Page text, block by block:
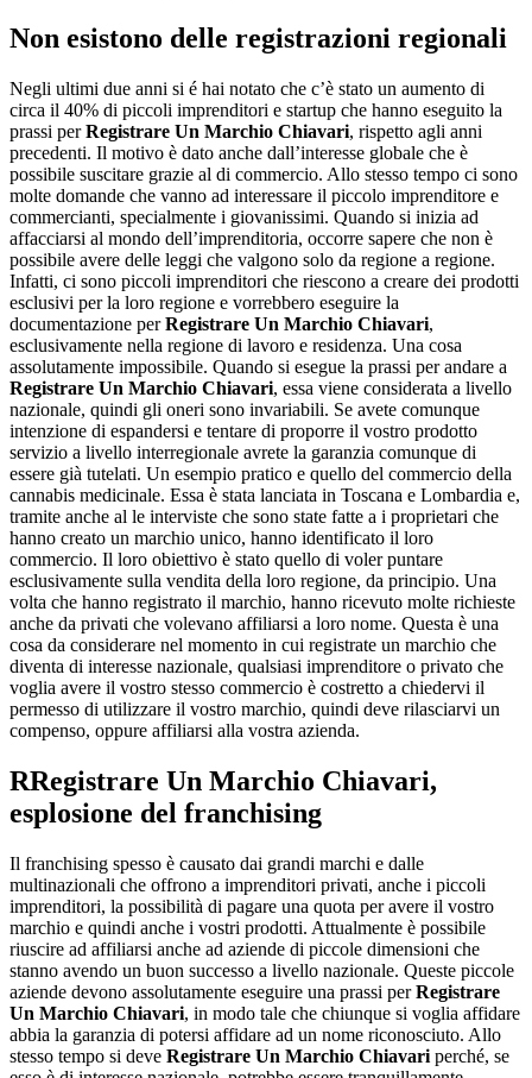
Non esistono delle registrazioni regionali
Negli ultimi due anni si é hai notato che c’è stato un aumento di
circa il 40% di piccoli imprenditori e startup che hanno eseguito la
prassi perRegistrare Un Marchio Chiavari, rispetto agli anni
precedenti. Il motivo è dato anche dall’interesse globale che è
possibile suscitare grazie al di commercio. Allo stesso tempo ci sono
molte domande che vanno ad interessare il piccolo imprenditore e
commercianti, specialmente i giovanissimi. Quando si inizia ad
affacciarsi al mondo dell’imprenditoria, occorre sapere che non è
possibile avere delle leggi che valgono solo da regione a regione.
Infatti, ci sono piccoli imprenditori che riescono a creare dei prodotti
esclusivi per la loro regione e vorrebbero eseguire la
documentazione perRegistrare Un Marchio Chiavari,
esclusivamente nella regione di lavoro e residenza. Una cosa
assolutamente impossibile. Quando si esegue la prassi per andare a
Registrare Un Marchio Chiavari, essa viene considerata a livello
nazionale, quindi gli oneri sono invariabili. Se avete comunque
intenzione di espandersi e tentare di proporre il vostro prodotto
servizio a livello interregionale avrete la garanzia comunque di
essere già tutelati. Un esempio pratico e quello del commercio della
cannabis medicinale. Essa è stata lanciata in Toscana e Lombardia e,
tramite anche al le interviste che sono state fatte a i proprietari che
hanno creato un marchio unico, hanno identificato il loro
commercio. Il loro obiettivo è stato quello di voler puntare
esclusivamente sulla vendita della loro regione, da principio. Una
volta che hanno registrato il marchio, hanno ricevuto molte richieste
anche da privati che volevano affiliarsi a loro nome. Questa è una
cosa da considerare nel momento in cui registrate un marchio che
diventa di interesse nazionale, qualsiasi imprenditore o privato che
voglia avere il vostro stesso commercio è costretto a chiedervi il
permesso di utilizzare il vostro marchio, quindi deve rilasciarvi un
compenso, oppure affiliarsi alla vostra azienda.
RRegistrare Un Marchio Chiavari,
esplosione del franchising
Il franchising spesso è causato dai grandi marchi e dalle
multinazionali che offrono a imprenditori privati, anche i piccoli
imprenditori, la possibilità di pagare una quota per avere il vostro
marchio e quindi anche i vostri prodotti. Attualmente è possibile
riuscire ad affiliarsi anche ad aziende di piccole dimensioni che
stanno avendo un buon successo a livello nazionale. Queste piccole
aziende devono assolutamente eseguire una prassi perRegistrare
Un Marchio Chiavari, in modo tale che chiunque si voglia affidare
abbia la garanzia di potersi affidare ad un nome riconosciuto. Allo
stesso tempo si deve Registrare Un Marchio Chiavari perché, se